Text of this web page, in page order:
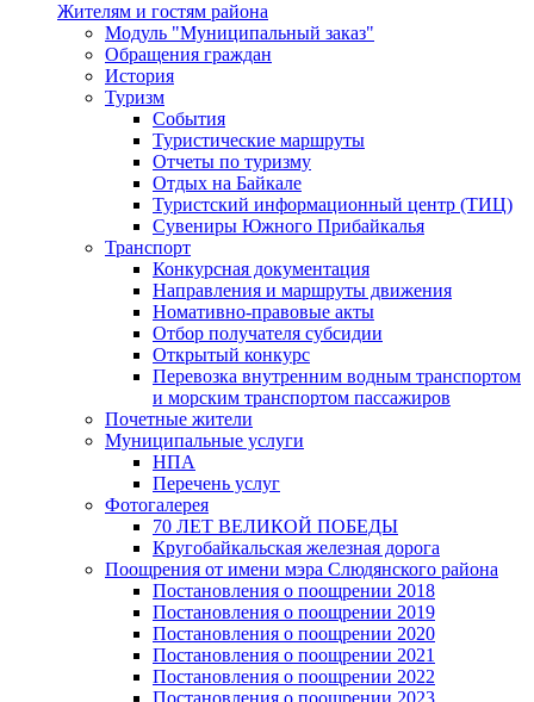
Жителям и гостям района
Модуль "Муниципальный заказ"
Обращения граждан
История
Туризм
События
Туристические маршруты
Отчеты по туризму
Отдых на Байкале
Туристский информационный центр (ТИЦ)
Сувениры Южного Прибайкалья
Транспорт
Конкурсная документация
Направления и маршруты движения
Номативно-правовые акты
Отбор получателя субсидии
Открытый конкурс
Перевозка внутренним водным транспортом
и морским транспортом пассажиров
Почетные жители
Муниципальные услуги
НПА
Перечень услуг
Фотогалерея
70 ЛЕТ ВЕЛИКОЙ ПОБЕДЫ
Кругобайкальская железная дорога
Поощрения от имени мэра Слюдянского района
Постановления о поощрении 2018
Постановления о поощрении 2019
Постановления о поощрении 2020
Постановления о поощрении 2021
Постановления о поощрении 2022
Постановления о поощрении 2023